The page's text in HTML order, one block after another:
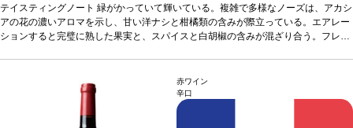
シュで爽やかなアタックに、フルでジューシーなミッドパレットが広がる。ピリッ
とした果実味に支配されているライムの風味が張りを与え、ケーキやペイストリー
のような含みを感じる。長くエレガントな後味は、ミネラルの爽やかさが余韻とし
ザ、ガーリックニョッキにアスパラガスとヘーゼルナッツバター添えなどと合う。
100% シャルドネ HVE3認証*本ヴィンテージが在庫切れの場合、在
庫があり価格が同様の場合は自動的に次のヴィンテージに変更されます、ご了承く
テイスティングノート 緑がかっていて輝いている。複雑で多様なノーズは、アカシ
アの花の濃いアロマを示し、甘い洋ナシと柑橘類の含みが際立っている。エアレー
ションすると完璧に熟した果実と、スパイスと白胡椒の含みが混ざり合う。フレッ
のような含みを感じる。長くエレガントな後味は、ミネラルの爽やかさが余韻とし
シーフード、魚（ホタテのカルパッチョ、マグロのタルタル、
刺身）、リゾット、山羊のチーズ、タラのフィレ、ズッキーニと山羊のチーズのピ
ザ、ガーリックニョッキにアスパラガスとヘーゼルナッツバター添えなどと合う。
赤ワイン
辛口